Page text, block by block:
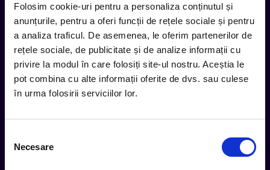
Folosim cookie-uri pentru a personaliza conținutul și
anunțurile, pentru a oferi funcții de rețele sociale și pentru
a analiza traficul. De asemenea, le oferim partenerilor de
rețele sociale, de publicitate și de analize informații cu
privire la modul în care folosiți site-ul nostru. Aceștia le
pot combina cu alte informații oferite de dvs. sau culese
în urma folosirii serviciilor lor.
consimțământului
Necesare
Tot ce te intereseaza, direct in
inbox.
Aboneaza-te la newsletter-ul nostru, fii primul la care ajung
evenimentele noi.
Urmareste noutatile pe